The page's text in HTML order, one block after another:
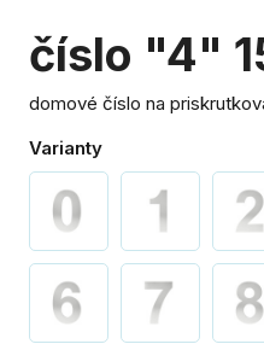
číslo "4"
domové číslo na
Varianty